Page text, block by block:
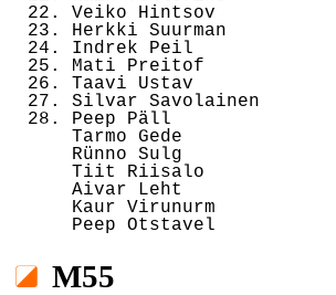
22. Veiko Hintsov
23. Herkki Suurman
24. Indrek Peil
25. Mati Preitof
26. Taavi Ustav
27. Silvar Savolainen
28. Peep Päll
Tarmo Gede
Rünno Sulg
Tiit Riisalo
Aivar Leht
Kaur Virunurm
M55